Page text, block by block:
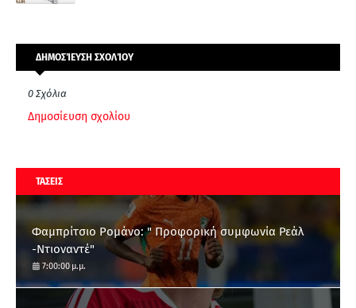
ΔΗΜΟΣΊΕΥΣΗ ΣΧΟΛΊΟΥ
0 Σχόλια
Δημοσίευση σχολίου
ΤΑΣΕΙΣ
Φαμπρίτσιο Ρομάνο: " Προφορική συμφωνία Ρεάλ
-Ντιοναντέ"
7:00:00 μ.μ.